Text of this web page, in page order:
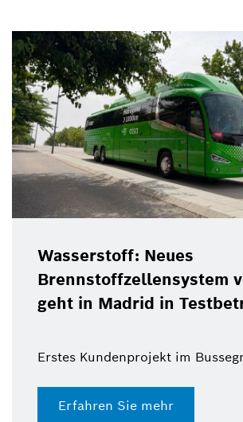
Wasserstoff: Neues
Brennstoffzellensystem
geht in Madrid in
Erstes Kundenprojekt im
Erfahren Sie mehr